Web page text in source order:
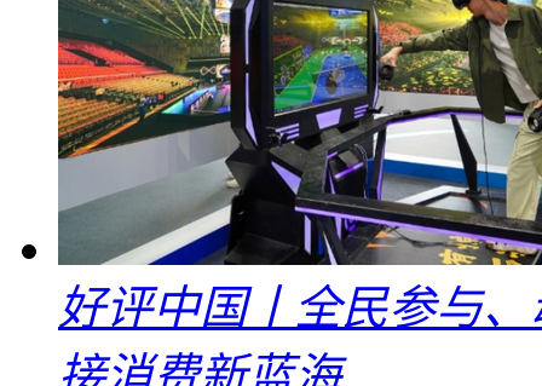
好评中国丨全民参与
接消费新蓝海